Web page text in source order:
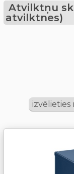
Atvilktņu
atvilktnes)